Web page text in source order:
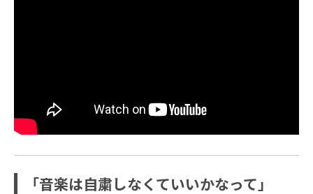
「音楽は自粛しなくていいかなって」